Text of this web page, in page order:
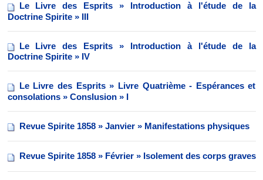
Le Livre des Esprits » Introduction à l'étude de la
Doctrine Spirite » III
Le Livre des Esprits » Introduction à l'étude de la
Doctrine Spirite » IV
Le Livre des Esprits » Livre Quatrième - Espérances et
consolations » Conslusion » I
Revue Spirite 1858 » Janvier » Manifestations physiques
Revue Spirite 1858 » Février » Isolement des corps graves